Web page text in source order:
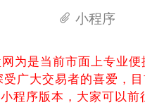
小程序
为是当前市面上专业便
受广大交易者的喜爱，
程序版本，大家可以前